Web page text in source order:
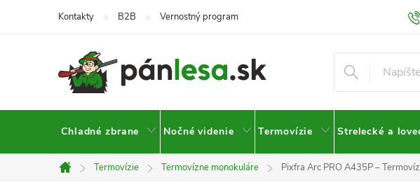
Kontakty B2B Vernostný program
Chladné zbrane Nočné videnie Termovízie Strelecké a
Domov
Termovízie Termovízne monokuláre Pixfra Arc PRO A435P –